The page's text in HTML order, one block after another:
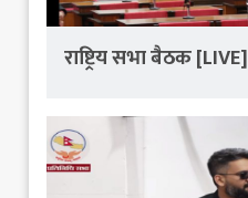
राष्ट्रिय सभा बैठक [LIVE]